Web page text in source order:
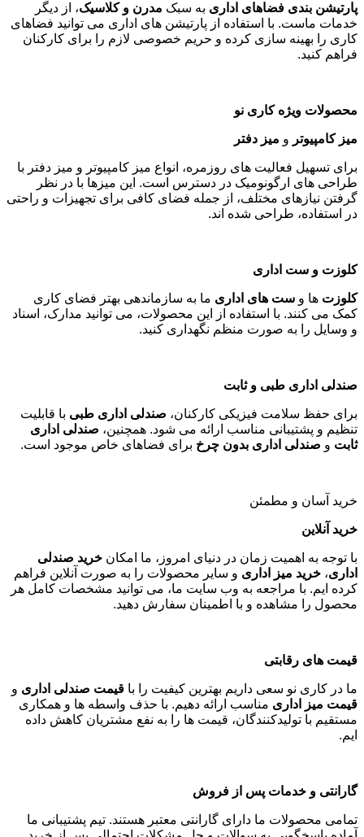
پارتیشن بندی فضاهای اداری به سبک مدرن و کلاسیک، از دیگر
خدمات ماست. با استفاده از پارتیشن های اداری می توانید فضاهای
کاری را بهینه سازی کرده و حریم خصوصی لازم را برای کارکنان
فراهم کنید.
محصولات ویژه کاری نو
میز کامپیوتر و میز دفتر
برای تسهیل فعالیت های روزمره، انواع میز کامپیوتر و میز دفتر با
طراحی های ارگونومیک در دسترس است. این میزها با در نظر
گرفتن نیازهای مختلف، از جمله فضای کافی برای تجهیزات و راحتی
در استفاده، طراحی شده اند.
کلوزت و ست اداری
کلوزت ها و ست های اداری ما به سازماندهی بهتر فضای کاری
کمک می کنند. با استفاده از این محصولات، می توانید مدارک، اسناد
و وسایل را به صورت منظم نگهداری کنید.
صندلی اداری طبی و ثابت
برای حفظ سلامت فیزیکی کارکنان، صندلی اداری طبی با قابلیت
تنظیم و پشتیبانی مناسب ارائه می شود. همچنین، صندلی اداری
ثابت و صندلی اداری بدون چرخ برای فضاهای خاص موجود است.
خرید آسان و مطمئن
خرید آنلاین
با توجه به اهمیت زمان در دنیای امروز، ما امکان خرید صندلی
اداری، خرید میز اداری و سایر محصولات را به صورت آنلاین فراهم
کرده ایم. با مراجعه به وب سایت ما، می توانید مشخصات کامل هر
محصول را مشاهده و با اطمینان سفارش دهید.
قیمت های رقابتی
ما در کاری نو سعی داریم بهترین کیفیت را با قیمت صندلی اداری و
قیمت میز اداری مناسب ارائه دهیم. با حذف واسطه ها و همکاری
مستقیم با تولیدکنندگان، قیمت ها را به نفع مشتریان کاهش داده
ایم.
گارانتی و خدمات پس از فروش
تمامی محصولات ما دارای گارانتی معتبر هستند. تیم پشتیبانی ما